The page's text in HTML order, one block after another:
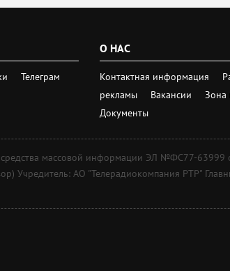
Телеграм
О НАС
Контактная информация
рекламы
Вакансии
Зона
Документы
массовой информации ЭЛ №ФС77-63999
Учредитель: АО "Телерадиокомпания РТР"